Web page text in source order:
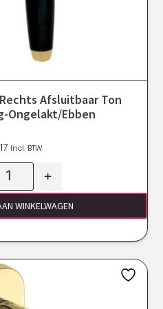
Afsluitbaar Ton
Ongelakt/ebben
Incl. BTW
+
WINKELWAGEN